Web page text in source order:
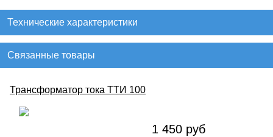
Технические характеристики
Связанные товары
Трансформатор тока ТТИ 100
1 450 руб